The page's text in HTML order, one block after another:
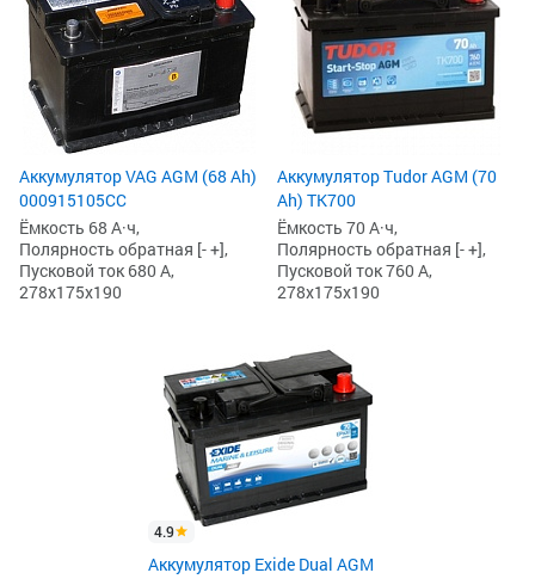
Аккумулятор VAG AGM (68 Ah)
000915105CC
Ёмкость 68 А·ч,
Полярность обратная [- +],
Пусковой ток 680 А,
278x175x190
Аккумулятор Tudor AGM (70
Ah) TK700
Ёмкость 70 А·ч,
Полярность обратная [- +],
Пусковой ток 760 А,
278x175x190
4.9
Аккумулятор Exide Dual AGM